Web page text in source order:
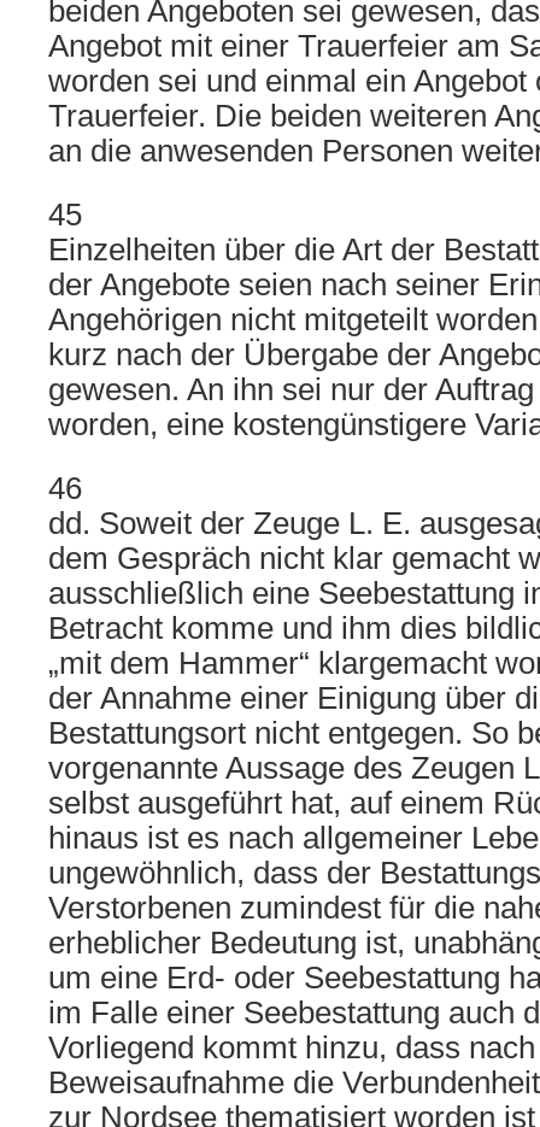
beiden Angeboten sei gewesen,
Angebot mit einer Trauerfeier am
worden sei und einmal ein Angebot
Trauerfeier. Die beiden weiteren
an die anwesenden Personen
45
Einzelheiten über die Art der
der Angebote seien nach seiner
Angehörigen nicht mitgeteilt
kurz nach der Übergabe der
gewesen. An ihn sei nur der
worden, eine kostengünstigere
46
dd. Soweit der Zeuge L. E.
dem Gespräch nicht klar gemacht
ausschließlich eine Seebestattung
Betracht komme und ihm dies
„mit dem Hammer“ klargemacht
der Annahme einer Einigung über
Bestattungsort nicht entgegen. So
vorgenannte Aussage des Zeugen
selbst ausgeführt hat, auf einem
hinaus ist es nach allgemeiner
ungewöhnlich, dass der
Verstorbenen zumindest für die
erheblicher Bedeutung ist,
um eine Erd- oder Seebestattung
im Falle einer Seebestattung auch
Vorliegend kommt hinzu, dass
Beweisaufnahme die
zur Nordsee thematisiert worden